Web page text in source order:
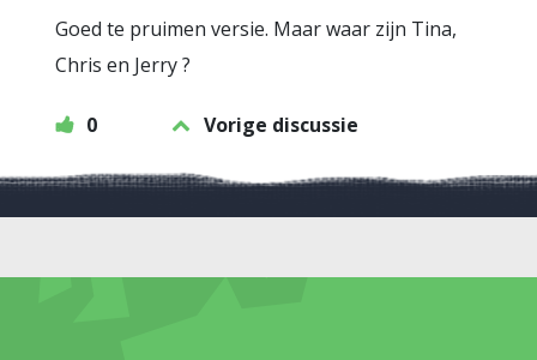
Goed te pruimen versie. Maar waar zijn Tina,
Chris en Jerry ?
0 Vorige discussie